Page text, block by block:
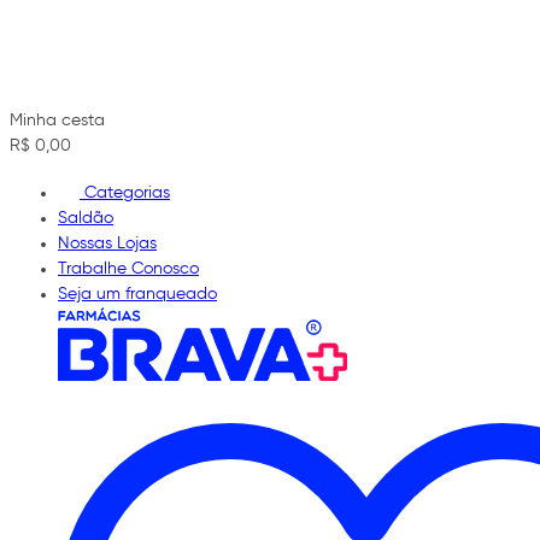
Minha cesta
R$ 0,00
Categorias
Saldão
Nossas Lojas
Trabalhe Conosco
Seja um franqueado